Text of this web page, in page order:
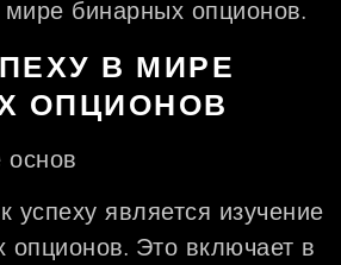
бинарных опционов.
В МИРЕ
ОПЦИОНОВ
основ
является изучение
опционов. Это включает в